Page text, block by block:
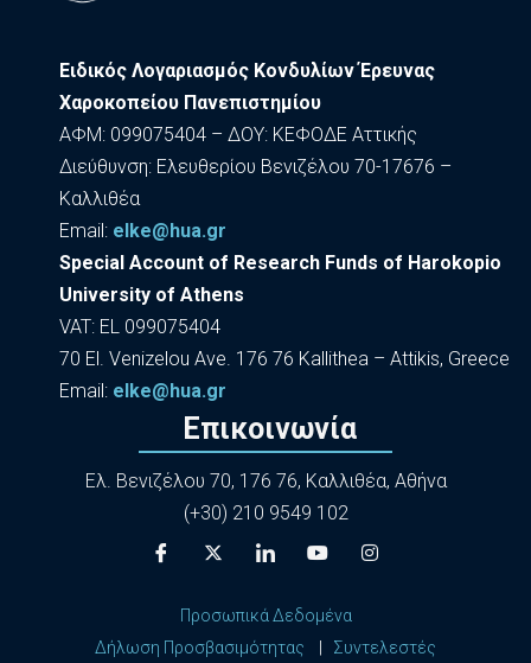
Ειδικός Λογαριασμός Κονδυλίων Έρευνας
Χαροκοπείου Πανεπιστημίου
ΑΦΜ: 099075404 – ΔΟΥ: ΚΕΦΟΔΕ Αττικής
Διεύθυνση: Ελευθερίου Βενιζέλου 70-17676 –
Καλλιθέα
Εmail: elke@hua.gr
Special Account of Research Funds of Harokopio
University of Athens
VAT: EL 099075404
70 El. Venizelou Ave. 176 76 Kallithea – Attikis, Greece
Εmail: elke@hua.gr
Επικοινωνία
Ελ. Βενιζέλου 70, 176 76, Καλλιθέα, Αθήνα
(+30) 210 9549 102
Προσωπικά Δεδομένα
Δήλωση Προσβασιμότητας
Συντελεστές